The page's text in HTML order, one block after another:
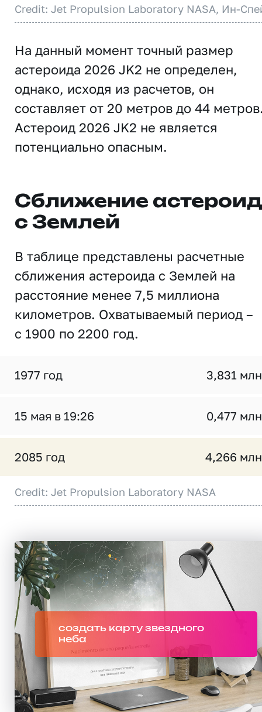
Credit: Jet Propulsion Laboratory NASA, Ин-
На данный момент точный размер
астероида 2026 JK2 не определен,
однако, исходя из расчетов, он
составляет от 20 метров до 44
Астероид 2026 JK2 не является
потенциально опасным.
Сближение
с Землей
В таблице представлены расчетные
сближения астероида с Землей на
расстояние менее 7,5 миллиона
километров. Охватываемый период –
с 1900 по 2200 год.
1977 год 3,831
15 мая в 19:26 0,477
2085 год 4,266
Credit: Jet Propulsion Laboratory NASA
создать карту звездного
неба